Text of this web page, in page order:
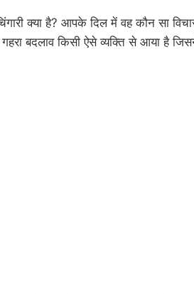
क्या है? आपके दिल में वह कौन सा
बदलाव किसी ऐसे व्यक्ति से आया है